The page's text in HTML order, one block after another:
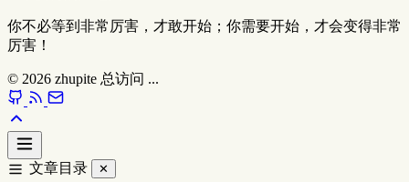
你不必等到非常厉害，才敢开始；你需要开始，才会变得非常
厉害！
© 2026 zhupite 总访问 ...
文章目录 ✕